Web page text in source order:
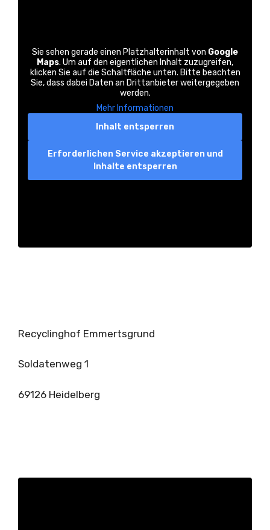
Sie sehen gerade einen Platzhalterinhalt von Google
Maps. Um auf den eigentlichen Inhalt zuzugreifen,
klicken Sie auf die Schaltfläche unten. Bitte beachten
Sie, dass dabei Daten an Drittanbieter weitergegeben
werden.
Mehr Informationen
Inhalt entsperren
Erforderlichen Service akzeptieren und
Inhalte entsperren
Recyclinghof Emmertsgrund
Soldatenweg 1
69126 Heidelberg